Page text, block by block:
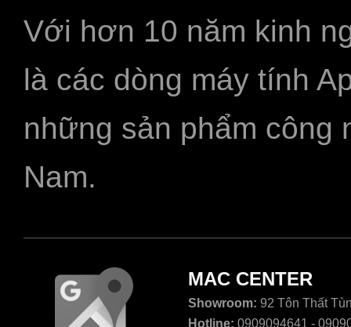
Với hơn 10 năm kinh
là các dòng máy tính
những sản phẩm công
Nam.
MAC CENTER
Showroom: 92 Tôn Thất
Hotline: 0909094641 -